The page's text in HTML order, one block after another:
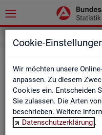
Cookie-
Wir möchten unsere
anpassen. Zu diesem
Cookies ein. Entscheiden
Sie zulassen. Die Arten
beschrieben. Weitere
Datenschutzerklärung .
Be­ru­fe
Die Dia­gram­me und
ent­hal­ten In­for­ma­tio­nen zu
gelt, Ar­beits­lo­sig­keit,
te­be­darf aller Be­ru­fe sowie
fe­ren­ziert nach dem